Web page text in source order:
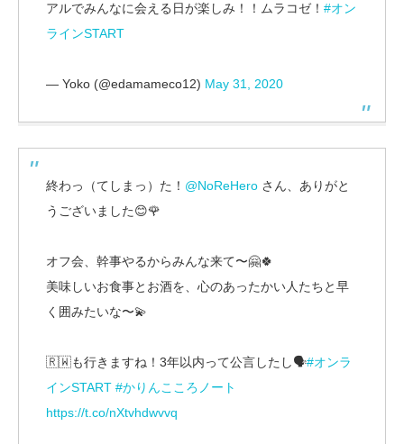
アルでみんなに会える日が楽しみ！！ムラコゼ！ #オン
ラインSTART
— Yoko (@edamameco12) May 31, 2020
終わっ（てしまっ）た！ @NoReHero さん、ありがと
うございました😊🌹
オフ会、幹事やるからみんな来て〜🤗🍀
美味しいお食事とお酒を、心のあったかい人たちと早
く囲みたいな〜💫
🇷🇼も行きますね！3年以内って公言したし🗣️#オンラ
インSTART #かりんこころノート
https://t.co/nXtvhdwvvq